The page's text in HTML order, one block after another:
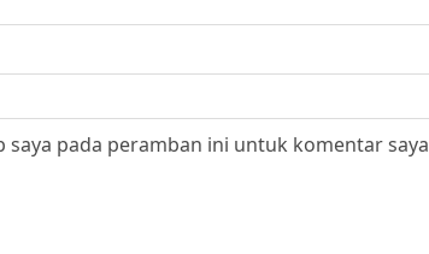
saya pada peramban ini untuk komentar saya